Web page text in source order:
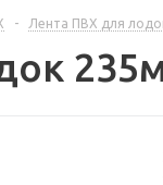
- Лента ПВХ для